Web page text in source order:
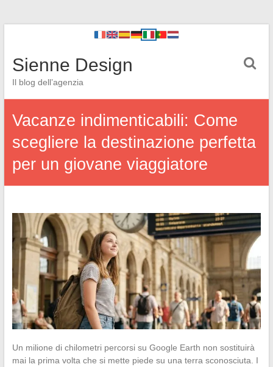
Sienne Design
Il blog dell’agenzia
Vacanze indimenticabili: Come
scegliere la destinazione perfetta
per un giovane viaggiatore
Un milione di chilometri percorsi su Google Earth non sostituirà
mai la prima volta che si mette piede su una terra sconosciuta. I